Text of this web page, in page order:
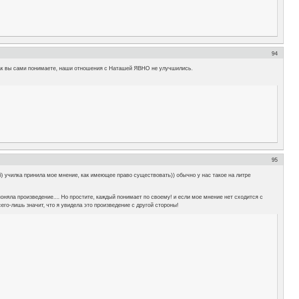
94
вы сами понимаете, наши отношения с Наташей ЯВНО не улучшились.
95
принила мое мнение, как имеющее право существовать)) обычно у нас такое на литре
произведение.... Но простите, каждый понимает по своему! и если мое мнение нет сходится с
лишь значит, что я увидела это произведение с другой стороны!